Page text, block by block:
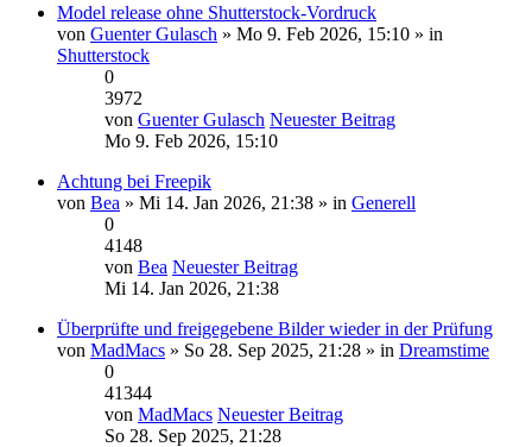
Model release ohne Shutterstock-Vordruck
von Guenter Gulasch » Mo 9. Feb 2026, 15:10 » in
Shutterstock
0
3972
von Guenter Gulasch Neuester Beitrag
Mo 9. Feb 2026, 15:10
Achtung bei Freepik
von Bea » Mi 14. Jan 2026, 21:38 » in Generell
0
4148
von Bea Neuester Beitrag
Mi 14. Jan 2026, 21:38
Überprüfte und freigegebene Bilder wieder in der Prüfung
von MadMacs » So 28. Sep 2025, 21:28 » in Dreamstime
0
41344
von MadMacs Neuester Beitrag
So 28. Sep 2025, 21:28